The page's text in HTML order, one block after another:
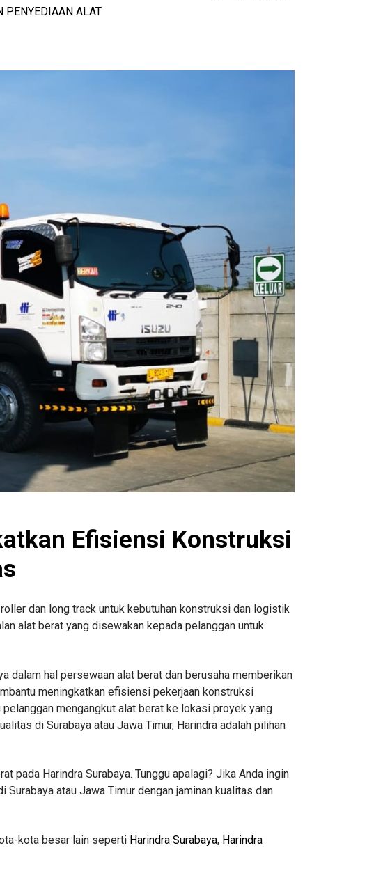
PENYEDIAAN ALAT
Efisiensi Konstruksi
dan long track untuk kebutuhan konstruksi dan logistik
alat berat yang disewakan kepada pelanggan untuk
dalam hal persewaan alat berat dan berusaha memberikan
meningkatkan efisiensi pekerjaan konstruksi
mengangkut alat berat ke lokasi proyek yang
di Surabaya atau Jawa Timur, Harindra adalah pilihan
pada Harindra Surabaya. Tunggu apalagi? Jika Anda ingin
Surabaya atau Jawa Timur dengan jaminan kualitas dan
kota besar lain seperti Harindra Surabaya, Harindra